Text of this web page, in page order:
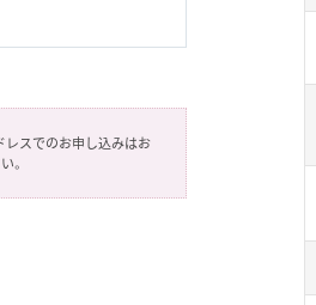
レスでのお申し込みはお
。